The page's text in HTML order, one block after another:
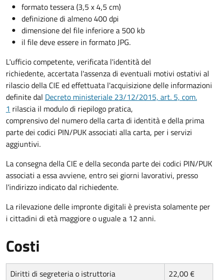
formato tessera (3,5 x 4,5 cm)
definizione di almeno 400 dpi
dimensione del file inferiore a 500 kb
il file deve essere in formato JPG.
L'ufficio competente, verificata l'identità del
richiedente, accertata l'assenza di eventuali motivi ostativi al
rilascio della CIE ed effettuata l'acquisizione delle informazioni
definite dal Decreto ministeriale 23/12/2015, art. 5, com.
1 rilascia il modulo di riepilogo pratica,
comprensivo del numero della carta di identità e della prima
parte dei codici PIN/PUK associati alla carta, per i servizi
aggiuntivi.
La consegna della CIE e della seconda parte dei codici PIN/PUK
associati a essa avviene, entro sei giorni lavorativi, presso
l'indirizzo indicato dal richiedente.
La rilevazione delle impronte digitali è prevista solamente per
i cittadini di età maggiore o uguale a 12 anni.
Costi
Diritti di segreteria o istruttoria
22,00 €